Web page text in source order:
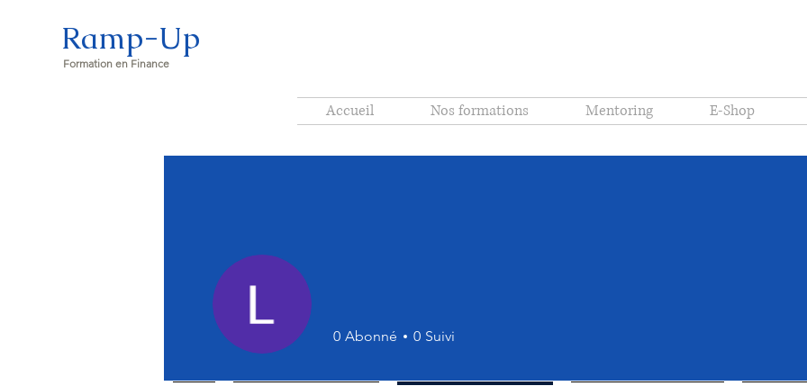
Ramp-Up
Formation en Finance
Accueil Nos formations Mentoring E-Shop
0 Abonné 0 Suivi